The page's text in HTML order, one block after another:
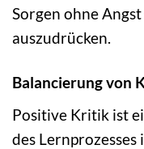
Sorgen ohne
auszudrücken.
Balancierung von
Positive Kritik ist
des